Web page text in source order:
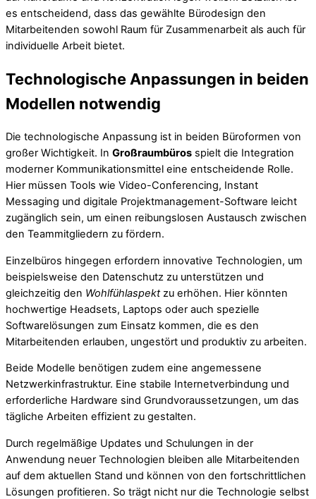
es entscheidend, dass das gewählte Bürodesign den
Mitarbeitenden sowohl Raum für Zusammenarbeit als auch für
individuelle Arbeit bietet.
Technologische Anpassungen in beiden
Modellen notwendig
Die technologische Anpassung ist in beiden Büroformen von
großer Wichtigkeit. In Großraumbüros spielt die Integration
moderner Kommunikationsmittel eine entscheidende Rolle.
Hier müssen Tools wie Video-Conferencing, Instant
Messaging und digitale Projektmanagement-Software leicht
zugänglich sein, um einen reibungslosen Austausch zwischen
den Teammitgliedern zu fördern.
Einzelbüros hingegen erfordern innovative Technologien, um
beispielsweise den Datenschutz zu unterstützen und
gleichzeitig den Wohlfühlaspektzu erhöhen. Hier könnten
hochwertige Headsets, Laptops oder auch spezielle
Softwarelösungen zum Einsatz kommen, die es den
Mitarbeitenden erlauben, ungestört und produktiv zu arbeiten.
Beide Modelle benötigen zudem eine angemessene
Netzwerkinfrastruktur. Eine stabile Internetverbindung und
erforderliche Hardware sind Grundvoraussetzungen, um das
tägliche Arbeiten effizient zu gestalten.
Durch regelmäßige Updates und Schulungen in der
Anwendung neuer Technologien bleiben alle Mitarbeitenden
auf dem aktuellen Stand und können von den fortschrittlichen
Lösungen profitieren. So trägt nicht nur die Technologie selbst